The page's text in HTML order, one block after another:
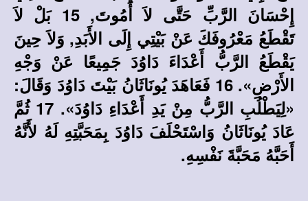
إِحْسَانَ الرَّبِّ حَتَّى لاَ أَمُوتَ, 15 بَلْ لاَ
تَقْطَعُ مَعْرُوفَكَ عَنْ بَيْتِي إِلَى الأَبَدِ, وَلاَ حِينَ
يَقْطَعُ الرَّبُّ أَعْدَاءَ دَاوُدَ جَمِيعًا عَنْ وَجْهِ
الأَرْضِ». 16 فَعَاهَدَ يُونَاثَانُ بَيْتَ دَاوُدَ وَقَالَ:
«لِيَطْلُبِ الرَّبُّ مِنْ يَدِ أَعْدَاءِ دَاوُدَ». 17 ثُمَّ
عَادَ يُونَاثَانُ وَاسْتَحْلَفَ دَاوُدَ بِمَحَبَّتِهِ لَهُ لأَنَّهُ
أَحَبَّهُ مَحَبَّةَ نَفْسِهِ.